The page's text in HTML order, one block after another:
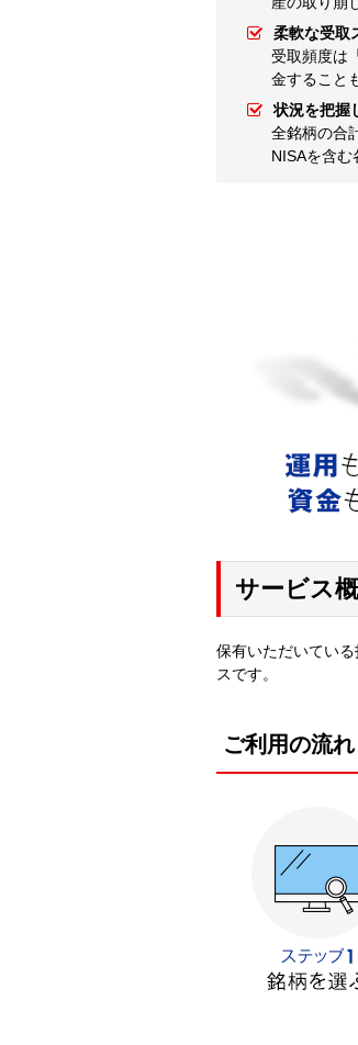
柔軟な受取
受取頻度は
金すること
状況を把握
全銘柄の合
NISAを含む
サービス
保有いただいてい
スです。
ご利用の流れ